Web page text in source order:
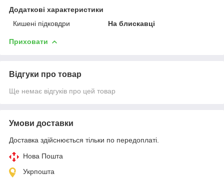
Додаткові характеристики
Кишені підковдри
На блискавці
Приховати
Відгуки про товар
Ще немає відгуків про цей товар
Умови доставки
Доставка здійснюється тільки по передоплаті.
Нова Пошта
Укрпошта